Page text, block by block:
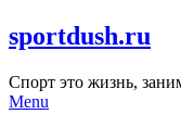
Skip
to
sportdush.ru
Спорт это жизнь,
Menu